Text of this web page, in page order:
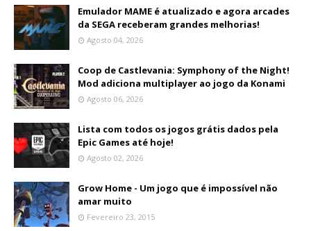
Emulador MAME é atualizado e agora arcades
da SEGA receberam grandes melhorias!
Agosto 04, 2026
Coop de Castlevania: Symphony of the Night!
Mod adiciona multiplayer ao jogo da Konami
Agosto 06, 2026
Lista com todos os jogos grátis dados pela
Epic Games até hoje!
Agosto 02, 2026
Grow Home - Um jogo que é impossível não
amar muito
Fevereiro 23, 2015